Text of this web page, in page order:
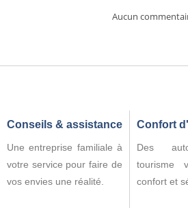
Aucun
Conseils & assistance
Une entreprise familiale à
votre service pour faire de
vos envies une réalité.
Confort
Des
tourisme
confort et